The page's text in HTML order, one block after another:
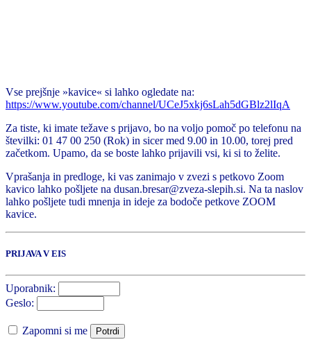
Vse prejšnje »kavice« si lahko ogledate na:
https://www.youtube.com/channel/UCeJ5xkj6sLah5dGBlz2lIqA
Za tiste, ki imate težave s prijavo, bo na voljo pomoč po telefonu na
številki: 01 47 00 250 (Rok) in sicer med 9.00 in 10.00, torej pred
začetkom. Upamo, da se boste lahko prijavili vsi, ki si to želite.
Vprašanja in predloge, ki vas zanimajo v zvezi s petkovo Zoom
kavico lahko pošljete na dusan.bresar@zveza-slepih.si. Na ta naslov
lahko pošljete tudi mnenja in ideje za bodoče petkove ZOOM
kavice.
PRIJAVA V EIS
Uporabnik:
Geslo:
Zapomni si me Potrdi